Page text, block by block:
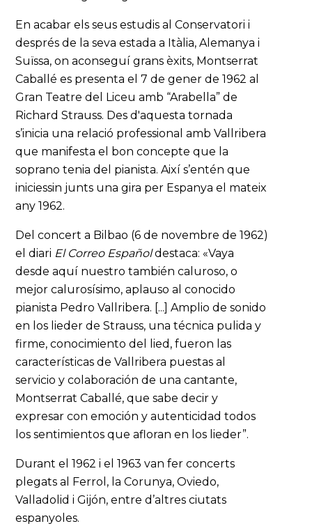
En acabar els seus estudis al Conservatori i
després de la seva estada a Itàlia, Alemanya i
Suïssa, on aconseguí grans èxits, Montserrat
Caballé es presenta el 7 de gener de 1962 al
Gran Teatre del Liceu amb “Arabella” de
Richard Strauss. Des d'aquesta tornada
s’inicia una relació professional amb Vallribera
que manifesta el bon concepte que la
soprano tenia del pianista. Així s’entén que
iniciessin junts una gira per Espanya el mateix
any 1962.
Del concert a Bilbao (6 de novembre de 1962)
el diari El Correo Españoldestaca: «Vaya
desde aquí nuestro también caluroso, o
mejor calurosísimo, aplauso al conocido
pianista Pedro Vallribera. [...] Amplio de sonido
en los lieder de Strauss, una técnica pulida y
firme, conocimiento del lied, fueron las
características de Vallribera puestas al
servicio y colaboración de una cantante,
Montserrat Caballé, que sabe decir y
expresar con emoción y autenticidad todos
los sentimientos que afloran en los lieder”.
Durant el 1962 i el 1963 van fer concerts
plegats al Ferrol, la Corunya, Oviedo,
Valladolid i Gijón, entre d’altres ciutats
espanyoles.